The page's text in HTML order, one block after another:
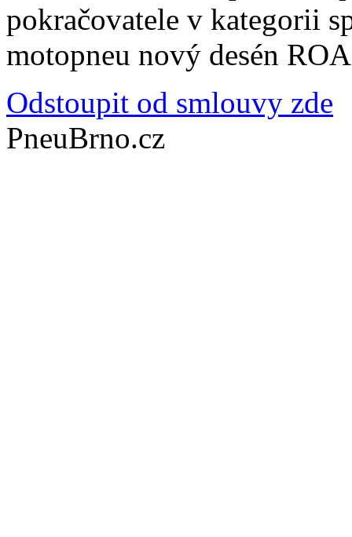
pokračovatele v kategorii
motopneu nový desén
Odstoupit od smlouvy zde
PneuBrno.cz